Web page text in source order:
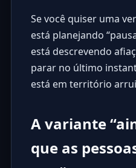
Se você quiser uma
está planejando
está descrevendo
parar no último
está em território
A variante
que as